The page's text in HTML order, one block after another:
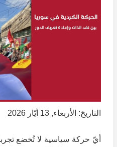
التاريخ: الأربعاء, 13 أيّار 2026
أيّ حركة سياسية لا تُخضع